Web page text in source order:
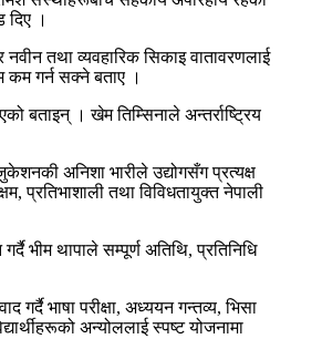
दिए ।
तथा व्यवहारिक सिकाइ वातावरणलाई
कम गर्न सक्ने बताए ।
बताइन् । खेम तिम्सिनाले अन्तर्राष्ट्रिय
अनिशा भारीले उद्योगसँग प्रत्यक्ष
प्रतिभाशाली तथा विविधतायुक्त नेपाली
भीम थापाले सम्पूर्ण अतिथि, प्रतिनिधि
गर्दै भाषा परीक्षा, अध्ययन गन्तव्य, भिसा
अन्योललाई स्पष्ट योजनामा